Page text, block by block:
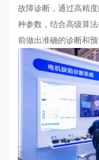
故障诊断，通过高精
种参数，结合高级算
前做出准确的诊断和预